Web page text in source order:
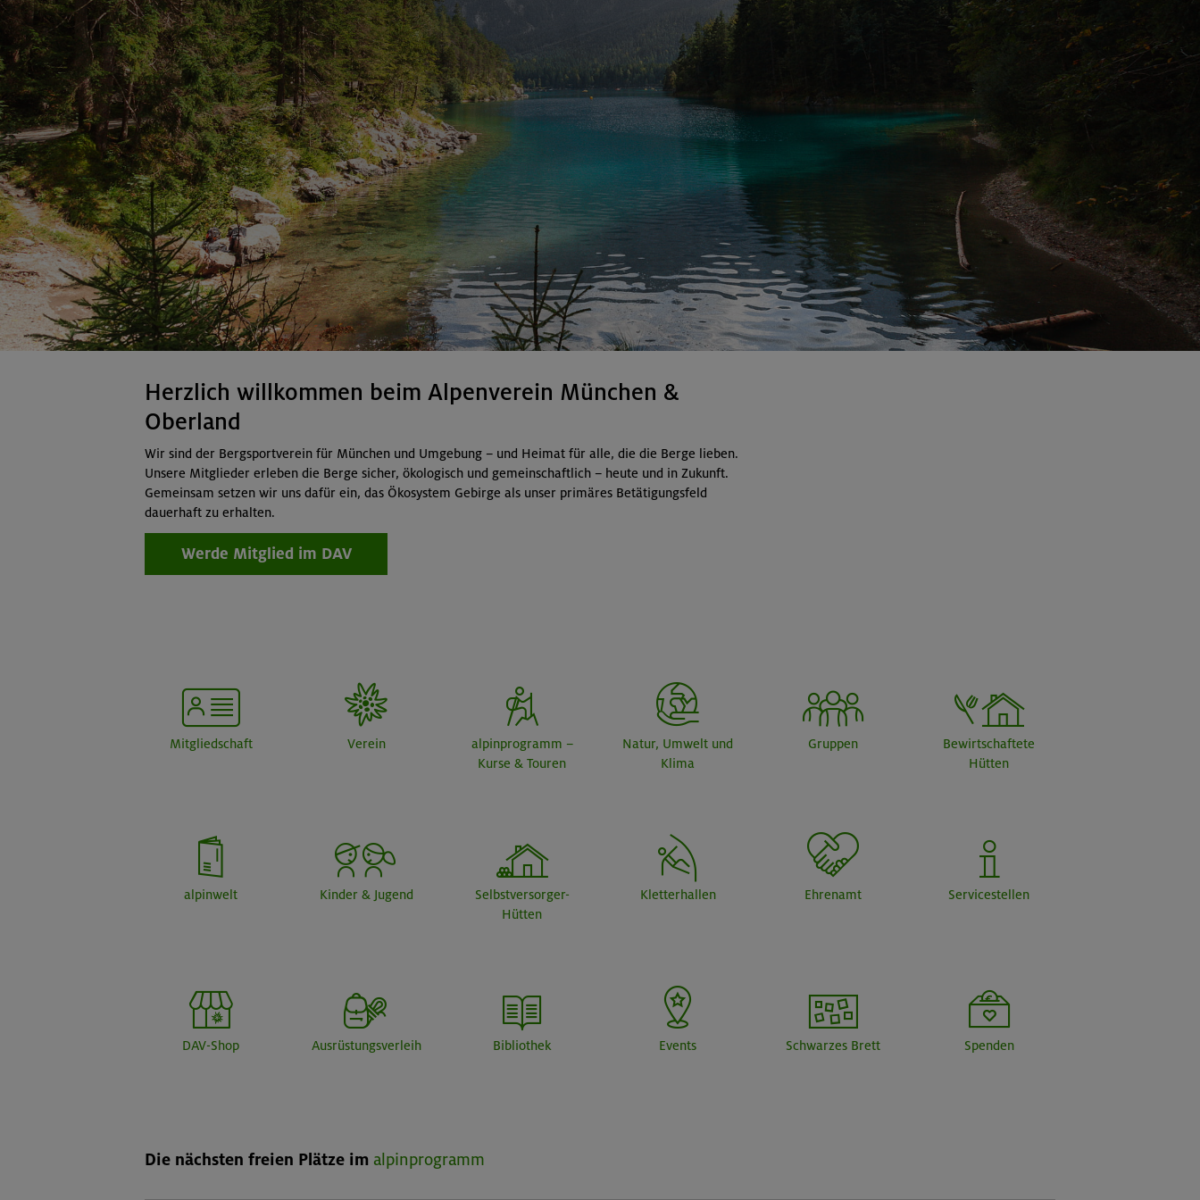
Herzlich willkommen beim Alpenverein München &
Oberland
Wir sind der Bergsportverein für München und Umgebung – und Heimat für alle, die die Berge lieben.
Unsere Mitglieder erleben die Berge sicher, ökologisch und gemeinschaftlich – heute und in Zukunft.
Gemeinsam setzen wir uns dafür ein, das Ökosystem Gebirge als unser primäres Betätigungsfeld
dauerhaft zu erhalten.
Werde Mitglied im DAV
Mitgliedschaft Verein
alpinprogramm –
Kurse & Touren
Natur, Umwelt und
Klima
Gruppen
Bewirtschaftete
Hütten
alpinwelt Kinder & Jugend
Selbstversorger-
Hütten
Kletterhallen Ehrenamt Servicestellen
DAV-Shop Ausrüstungsverleih Bibliothek Events Schwarzes Brett Spenden
Die nächsten freien Plätze im alpinprogramm